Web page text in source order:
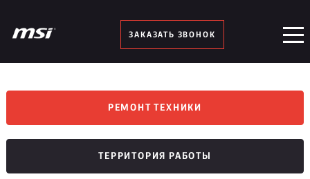
ЗАКАЗАТЬ ЗВОНОК
РЕМОНТ ТЕХНИКИ
ТЕРРИТОРИЯ РАБОТЫ